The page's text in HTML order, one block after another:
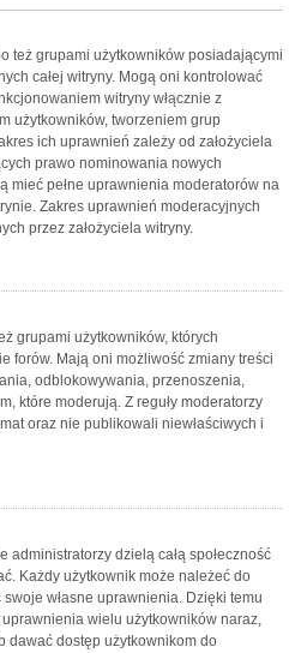
też grupami użytkowników posiadającymi
całej witryny. Mogą oni kontrolować
witryny włącznie z
użytkowników, tworzeniem grup
ich uprawnień zależy od założyciela
prawo nominowania nowych
mieć pełne uprawnienia moderatorów na
Zakres uprawnień moderacyjnych
przez założyciela witryny.
grupami użytkowników, których
forów. Mają oni możliwość zmiany treści
odblokowywania, przenoszenia,
które moderują. Z reguły moderatorzy
oraz nie publikowali niewłaściwych i
administratorzy dzielą całą społeczność
Każdy użytkownik może należeć do
własne uprawnienia. Dzięki temu
wielu użytkowników naraz,
dawać dostęp użytkownikom do